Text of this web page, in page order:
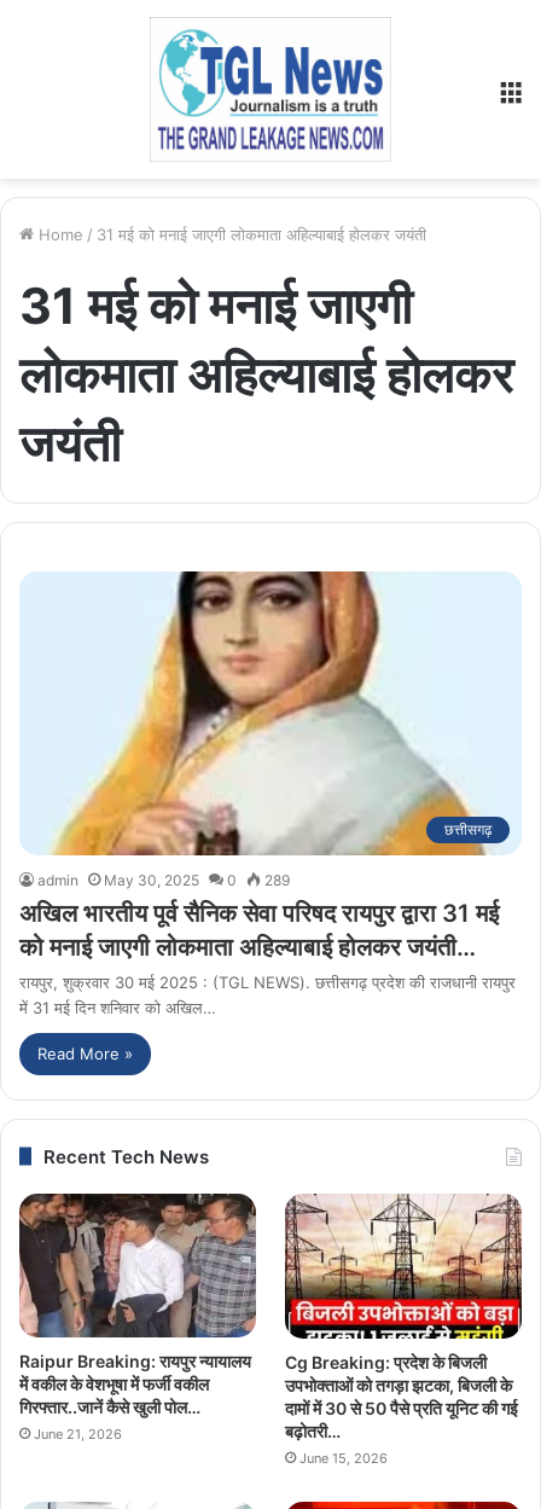
Home / 31 मई को मनाई जाएगी लोकमाता अहिल्याबाई होलकर जयंती
31 मई को मनाई जाएगी
लोकमाता अहिल्याबाई होलकर
जयंती
छत्तीसगढ़
admin May 30, 2025 0 289
अखिल भारतीय पूर्व सैनिक सेवा परिषद रायपुर द्वारा 31 मई
को मनाई जाएगी लोकमाता अहिल्याबाई होलकर जयंती…
रायपुर, शुक्रवार 30 मई 2025 : (TGL NEWS). छत्तीसगढ़ प्रदेश की राजधानी रायपुर
में 31 मई दिन शनिवार को अखिल…
Read More »
Recent Tech News
Raipur Breaking: रायपुर न्यायालय
में वकील के वेशभूषा में फर्जी वकील
गिरफ्तार..जानें कैसे खुली पोल…
June 21, 2026
Cg Breaking: प्रदेश के बिजली
उपभोक्ताओं को तगड़ा झटका, बिजली के
दामों में 30 से 50 पैसे प्रति यूनिट की गई
बढ़ोतरी…
June 15, 2026